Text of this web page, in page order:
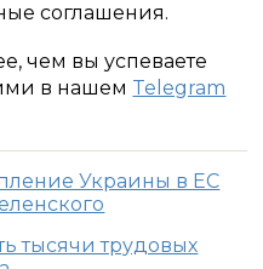
соглашения.
чем вы успеваете
в нашем Telegram
Украины в ЕС
тысячи трудовых